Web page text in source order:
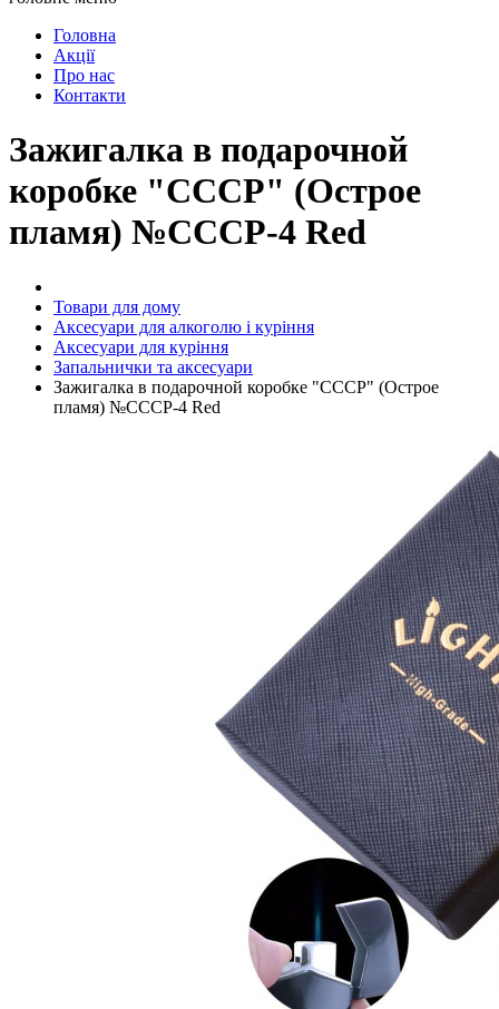
Головна
Акції
Про нас
Контакти
Зажигалка в подарочной
коробке "СССР" (Острое
пламя) №СССР-4 Red
Товари для дому
Аксесуари для алкоголю і куріння
Аксесуари для куріння
Запальнички та аксесуари
Зажигалка в подарочной коробке "СССР" (Острое
пламя) №СССР-4 Red